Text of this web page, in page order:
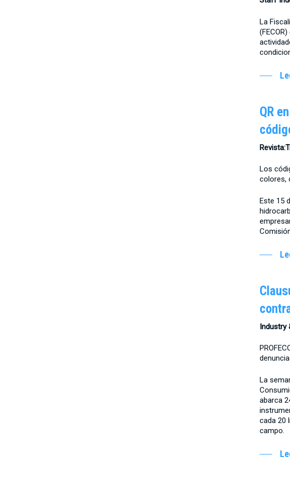
La
QR
Los
colores,
Este 15
Industry
La
abarca
cada 20
campo.